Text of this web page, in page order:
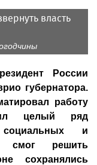
власть
России
губернатора.
работу
целый ряд
и
смог решить
сохранялись